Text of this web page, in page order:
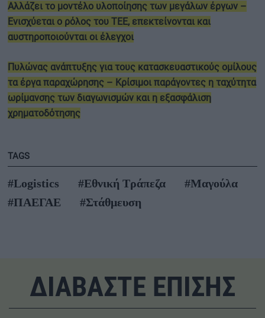
Αλλάζει το μοντέλο υλοποίησης των μεγάλων έργων –
Ενισχύεται ο ρόλος του ΤΕΕ, επεκτείνονται και
αυστηροποιούνται οι έλεγχοι
Πυλώνας ανάπτυξης για τους κατασκευαστικούς ομίλους
τα έργα παραχώρησης – Κρίσιμοι παράγοντες η ταχύτητα
ωρίμανσης των διαγωνισμών και η εξασφάλιση
χρηματοδότησης
TAGS
#Logistics #Εθνική Τράπεζα
#Μαγούλα
#ΠΑΕΓΑΕ
#Στάθμευση
ΔΙΑΒΑΣΤΕ ΕΠΙΣΗΣ